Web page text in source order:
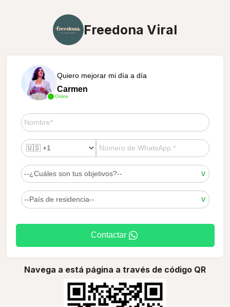
Freedona Viral
Online
Quiero mejorar mi día a día
Carmen
Contactar
Navega a está página a través de código QR